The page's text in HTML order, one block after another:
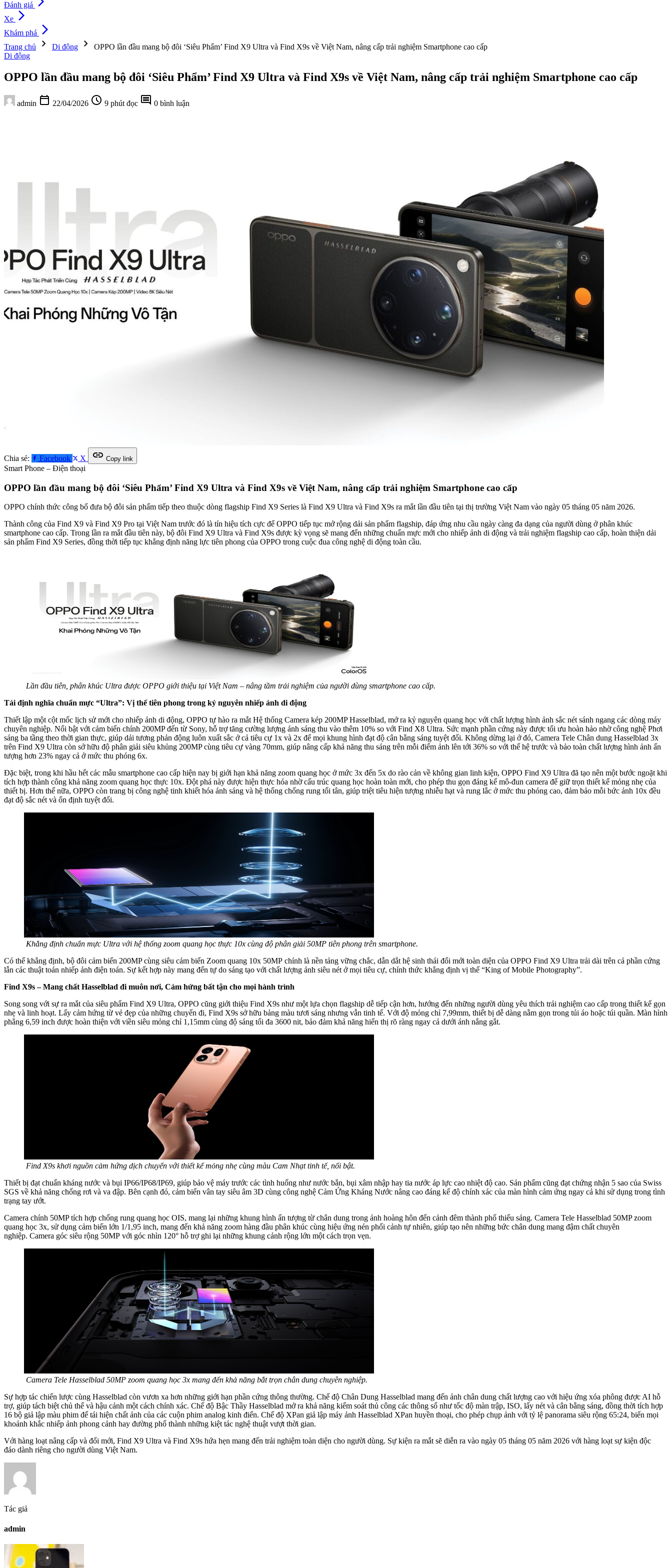
Đánh giá
Xe arrow_forward_ios
Khám phá arrow_forward_ios
Trang chủ chevron_right Di động chevron_right
OPPO lần đầu mang bộ đôi ‘Siêu Phẩm’ Find X9 Ultra và Find X9s về Việt Nam, nâng cấp trải nghiệm Smartphone cao cấp
Di động
OPPO lần đầu mang bộ đôi ‘Siêu Phẩm’ Find X9 Ultra và Find X9s về Việt Nam, nâng cấp trải nghiệm Smartphone cao cấp
admin calendar_today 22/04/2026 schedule 9 phút đọc comment 0 bình luận
Chia sẻ: Facebook X link Copy link
Smart Phone – Điện thoại
OPPO lần đầu mang bộ đôi ‘Siêu Phẩm’ Find X9 Ultra và Find X9s về Việt Nam, nâng cấp trải nghiệm Smartphone cao cấp
OPPO chính thức công bố đưa bộ đôi sản phẩm tiếp theo thuộc dòng flagship Find X9 Series là Find X9 Ultra và Find X9s ra mắt lần đầu tiên tại thị trường Việt Nam vào ngày 05 tháng 05 năm 2026.
Thành công của Find X9 và Find X9 Pro tại Việt Nam trước đó là tín hiệu tích cực để OPPO tiếp tục mở rộng dải sản phẩm flagship, đáp ứng nhu cầu ngày càng đa dạng của người dùng ở phân khúc
smartphone cao cấp. Trong lần ra mắt đầu tiên này, bộ đôi Find X9 Ultra và Find X9s được kỳ vọng sẽ mang đến những chuẩn mực mới cho nhiếp ảnh di động và trải nghiệm flagship cao cấp, hoàn thiện dải
sản phẩm Find X9 Series, đồng thời tiếp tục khẳng định năng lực tiên phong của OPPO trong cuộc đua công nghệ di động toàn cầu.
Lần đầu tiên, phân khúc Ultra được OPPO giới thiệu tại Việt Nam – nâng tầm trải nghiệm của người dùng smartphone cao cấp.
Tái định nghĩa chuẩn mực “Ultra”: Vị thế tiên phong trong kỷ nguyên nhiếp ảnh di động
Thiết lập một cột mốc lịch sử mới cho nhiếp ảnh di động, OPPO tự hào ra mắt Hệ thống Camera kép 200MP Hasselblad, mở ra kỷ nguyên quang học với chất lượng hình ảnh sắc nét sánh ngang các dòng máy
chuyên nghiệp. Nổi bật với cảm biến chính 200MP đến từ Sony, hỗ trợ tăng cường lượng ánh sáng thu vào thêm 10% so với Find X8 Ultra. Sức mạnh phần cứng này được tối ưu hoàn hảo nhờ công nghệ Phơi
sáng ba tầng theo thời gian thực, giúp dải tương phản động luôn xuất sắc ở cả tiêu cự 1x và 2x để mọi khung hình đạt độ cân bằng sáng tuyệt đối. Không dừng lại ở đó, Camera Tele Chân dung Hasselblad 3x
trên Find X9 Ultra còn sở hữu độ phân giải siêu khủng 200MP cùng tiêu cự vàng 70mm, giúp nâng cấp khả năng thu sáng trên mỗi điểm ảnh lên tới 36% so với thế hệ trước và bảo toàn chất lượng hình ảnh ấn
tượng hơn 23% ngay cả ở mức thu phóng 6x.
Đặc biệt, trong khi hầu hết các mẫu smartphone cao cấp hiện nay bị giới hạn khả năng zoom quang học ở mức 3x đến 5x do rào cản về không gian linh kiện, OPPO Find X9 Ultra đã tạo nên một bước ngoặt khi
tích hợp thành công khả năng zoom quang học thực 10x. Đột phá này được hiện thực hóa nhờ cấu trúc quang học hoàn toàn mới, cho phép thu gọn đáng kể mô-đun camera để giữ trọn thiết kế mỏng nhẹ của
thiết bị. Hơn thế nữa, OPPO còn trang bị công nghệ tinh khiết hóa ánh sáng và hệ thống chống rung tối tân, giúp triệt tiêu hiện tượng nhiễu hạt và rung lắc ở mức thu phóng cao, đảm bảo mỗi bức ảnh 10x đều
đạt độ sắc nét và ổn định tuyệt đối.
Khẳng định chuẩn mực Ultra với hệ thống zoom quang học thực 10x cùng độ phân giải 50MP tiên phong trên smartphone.
Có thể khẳng định, bộ đôi cảm biến 200MP cùng siêu cảm biến Zoom quang 10x 50MP chính là nền tảng vững chắc, dẫn dắt hệ sinh thái đổi mới toàn diện của OPPO Find X9 Ultra trải dài trên cả phần cứng
lẫn các thuật toán nhiếp ảnh điện toán. Sự kết hợp này mang đến tự do sáng tạo với chất lượng ảnh siêu nét ở mọi tiêu cự, chính thức khẳng định vị thế “King of Mobile Photography”.
Find X9s – Mang chất Hasselblad đi muôn nơi, Cảm hứng bất tận cho mọi hành trình
Song song với sự ra mắt của siêu phẩm Find X9 Ultra, OPPO cũng giới thiệu Find X9s như một lựa chọn flagship dễ tiếp cận hơn, hướng đến những người dùng yêu thích trải nghiệm cao cấp trong thiết kế gọn
nhẹ và linh hoạt. Lấy cảm hứng từ vẻ đẹp của những chuyến đi, Find X9s sở hữu bảng màu tươi sáng nhưng vẫn tinh tế. Với độ mỏng chỉ 7,99mm, thiết bị dễ dàng nằm gọn trong túi áo hoặc túi quần. Màn hình
phẳng 6,59 inch được hoàn thiện với viền siêu mỏng chỉ 1,15mm cùng độ sáng tối đa 3600 nit, bảo đảm khả năng hiển thị rõ ràng ngay cả dưới ánh nắng gắt.
Find X9s khơi nguồn cảm hứng dịch chuyển với thiết kế mỏng nhẹ cùng màu Cam Nhạt tinh tế, nổi bật.
Thiết bị đạt chuẩn kháng nước và bụi IP66/IP68/IP69, giúp bảo vệ máy trước các tình huống như nước bắn, bụi xâm nhập hay tia nước áp lực cao nhiệt độ cao. Sản phẩm cũng đạt chứng nhận 5 sao của Swiss
SGS về khả năng chống rơi và va đập. Bên cạnh đó, cảm biến vân tay siêu âm 3D cùng công nghệ Cảm Ứng Kháng Nước nâng cao đáng kể độ chính xác của màn hình cảm ứng ngay cả khi sử dụng trong tình
trạng tay ướt.
Camera chính 50MP tích hợp chống rung quang học OIS, mang lại những khung hình ấn tượng từ chân dung trong ánh hoàng hôn đến cảnh đêm thành phố thiếu sáng. Camera Tele Hasselblad 50MP zoom
quang học 3x, sử dụng cảm biến lớn 1/1,95 inch, mang đến khả năng zoom hàng đầu phân khúc cùng hiệu ứng nén phối cảnh tự nhiên, giúp tạo nên những bức chân dung mang đậm chất chuyên
nghiệp. Camera góc siêu rộng 50MP với góc nhìn 120° hỗ trợ ghi lại những khung cảnh rộng lớn một cách trọn vẹn.
Camera Tele Hasselblad 50MP zoom quang học 3x mang đến khả năng bắt trọn chân dung chuyên nghiệp.
Sự hợp tác chiến lược cùng Hasselblad còn vươn xa hơn những giới hạn phần cứng thông thường. Chế độ Chân Dung Hasselblad mang đến ảnh chân dung chất lượng cao với hiệu ứng xóa phông được AI hỗ
trợ, giúp tách biệt chủ thể và hậu cảnh một cách chính xác. Chế độ Bậc Thầy Hasselblad mở ra khả năng kiểm soát thủ công các thông số như tốc độ màn trập, ISO, lấy nét và cân bằng sáng, đồng thời tích hợp
16 bộ giả lập màu phim để tái hiện chất ảnh của các cuộn phim analog kinh điển. Chế độ XPan giả lập máy ảnh Hasselblad XPan huyền thoại, cho phép chụp ảnh với tỷ lệ panorama siêu rộng 65:24, biến mọi
khoảnh khắc nhiếp ảnh phong cảnh hay đường phố thành những kiệt tác nghệ thuật vượt thời gian.
Với hàng loạt nâng cấp và đổi mới, Find X9 Ultra và Find X9s hứa hẹn mang đến trải nghiệm toàn diện cho người dùng. Sự kiện ra mắt sẽ diễn ra vào ngày 05 tháng 05 năm 2026 với hàng loạt sự kiện độc
đáo dành riêng cho người dùng Việt Nam.
Tác giả
admin